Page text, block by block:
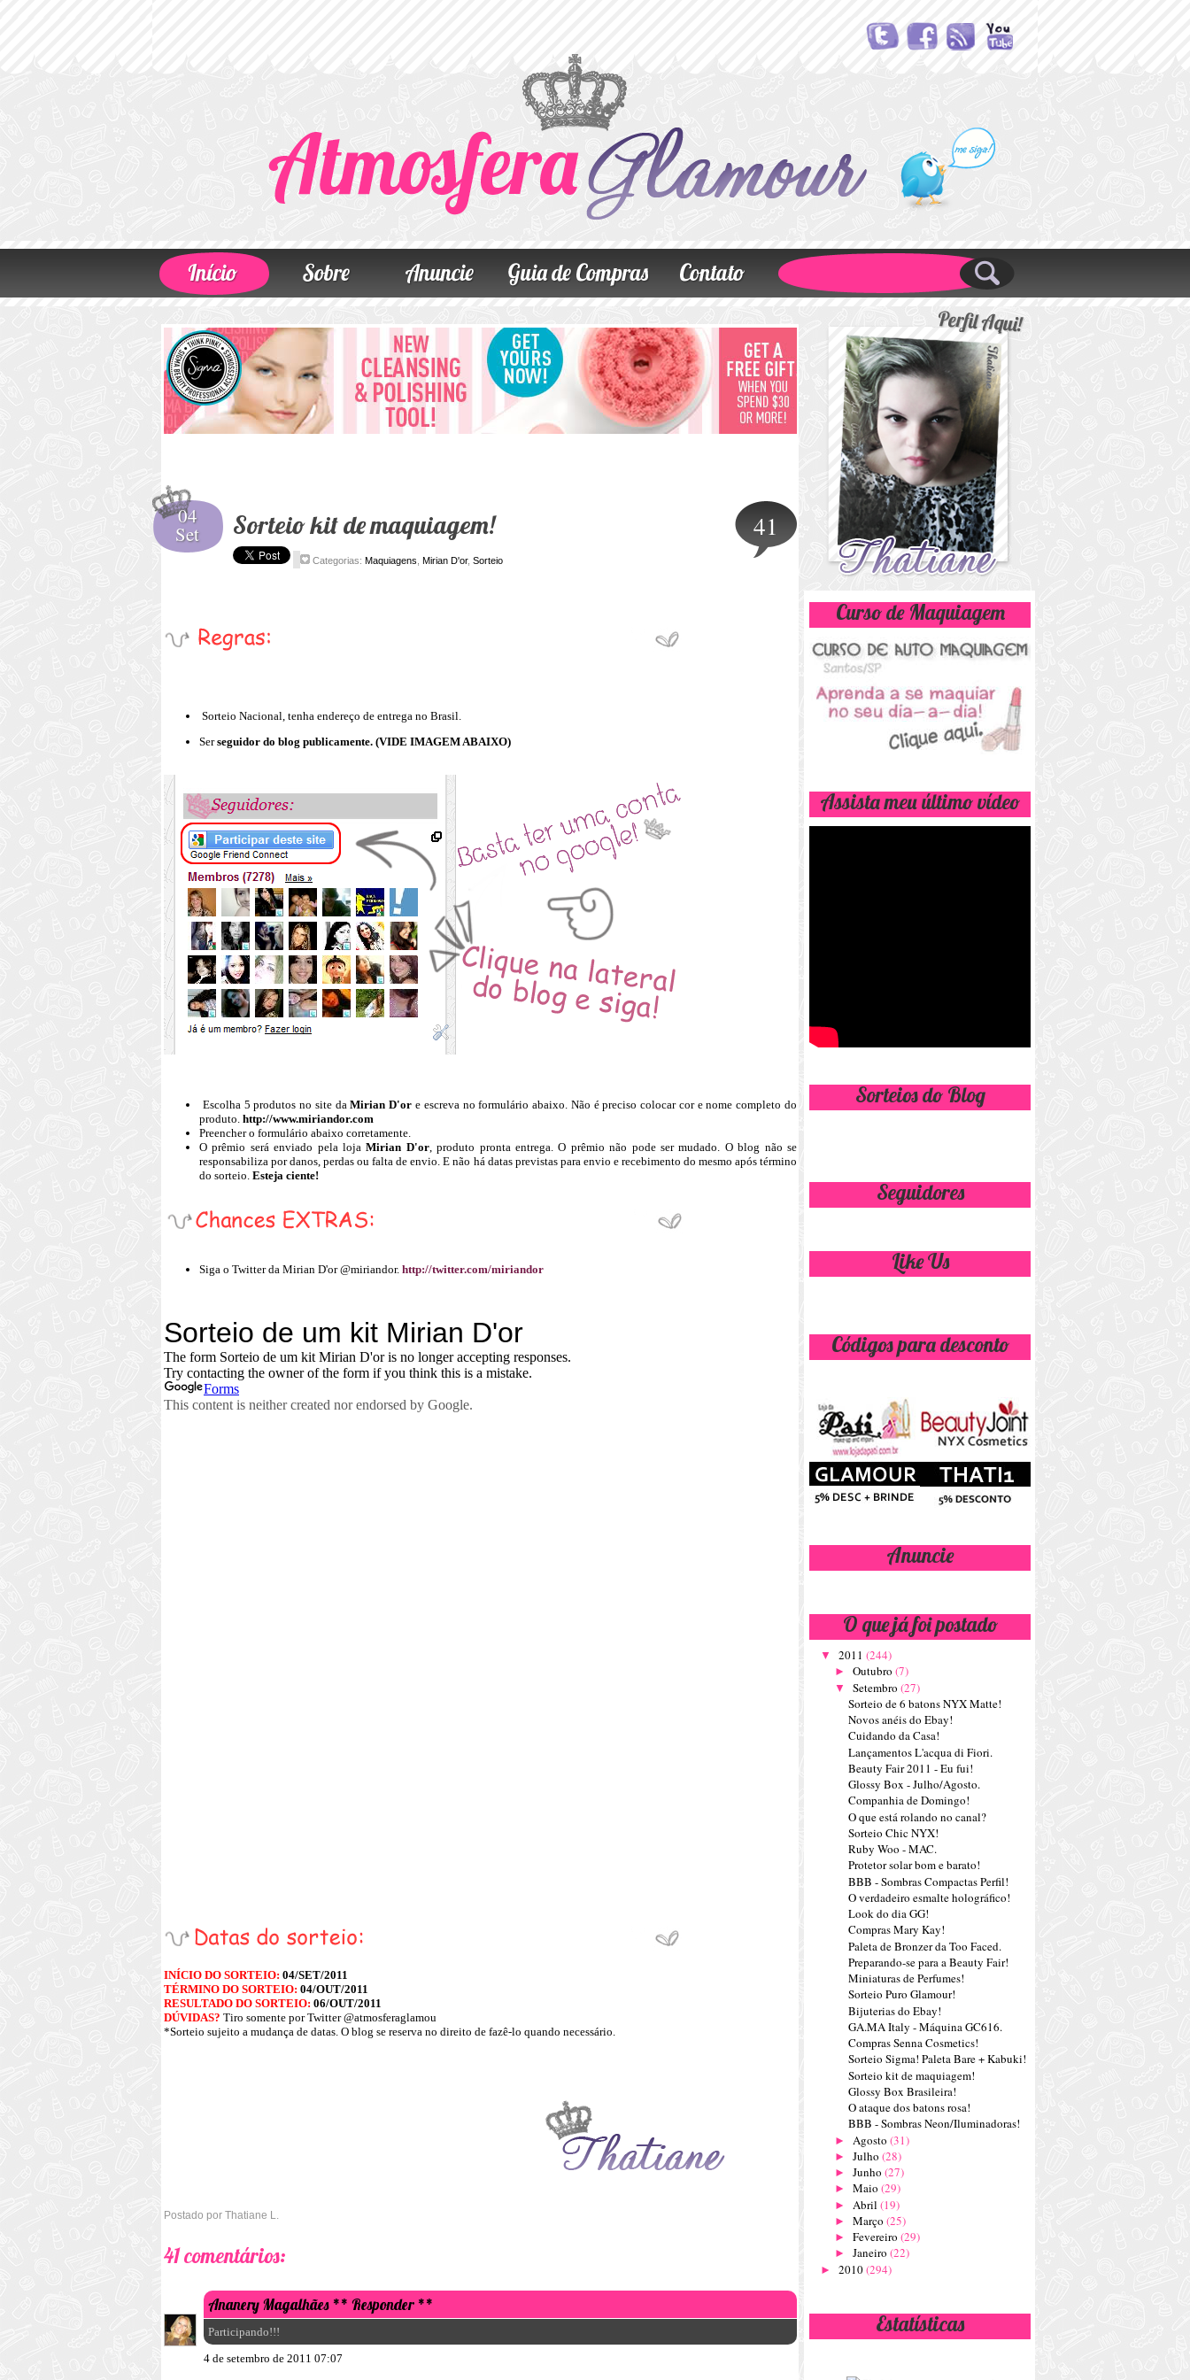
04
Set 41
Sorteio kit de maquiagem!
Categorias: Maquiagens Mirian D'or, Sorteio
Sorteio Nacional, tenha endereço de entrega no Brasil.
Serseguidor do blog publicamente. (VIDE IMAGEM ABAIXO)
Escolha 5 produtos no site daMirian D'or e escreva no formulário abaixo. Não é preciso colocar cor e nome completo do
produto. http://www.miriandor.com
Preencher o formulário abaixo corretamente.
O prêmio será enviado pela lojaMirian D'or, produto pronta entrega. O prêmio não pode ser mudado. O blog não se
responsabiliza por danos, perdas ou falta de envio. E não há datas previstas para envio e recebimento do mesmo após término
do sorteio. Esteja ciente!
Siga o Twitter da Mirian D'or @miriandor. http://twitter.com/miriandor
INÍCIO DO SORTEIO: 04/SET/2011
TÉRMINO DO SORTEIO: 04/OUT/2011
RESULTADO DO SORTEIO: 06/OUT/2011
DÚVIDAS? Tiro somente por Twitter@atmosferaglamou
*Sorteio sujeito a mudança de datas. O blog se reserva no direito de fazê-lo quando necessário.
Postado por Thatiane L.
41 comentários:
Ananery Magalhães ** Responder **
Participando!!!
4 de setembro de 2011 07:07
Curso de Maquiagem
Assista meu último vídeo
Sorteios do Blog
Seguidores
Like Us
Códigos para desconto
Anuncie
O que já foi postado
▼ 2011 (244)
► Outubro (7)
▼ Setembro (27)
Sorteio de 6 batons NYX Matte!
Novos anéis do Ebay!
Cuidando da Casa!
Lançamentos L'acqua di Fiori.
Beauty Fair 2011 - Eu fui!
Glossy Box - Julho/Agosto.
Companhia de Domingo!
O que está rolando no canal?
Sorteio Chic NYX!
Ruby Woo - MAC.
Protetor solar bom e barato!
BBB - Sombras Compactas Perfil!
O verdadeiro esmalte holográfico!
Look do dia GG!
Compras Mary Kay!
Paleta de Bronzer da Too Faced.
Preparando-se para a Beauty Fair!
Miniaturas de Perfumes!
Sorteio Puro Glamour!
Bijuterias do Ebay!
GA.MA Italy - Máquina GC616.
Compras Senna Cosmetics!
Sorteio Sigma! Paleta Bare + Kabuki!
Sorteio kit de maquiagem!
Glossy Box Brasileira!
O ataque dos batons rosa!
BBB - Sombras Neon/Iluminadoras!
► Agosto (31)
► Julho (28)
► Junho (27)
► Maio (29)
► Abril (19)
► Março (25)
► Fevereiro (29)
► Janeiro (22)
► 2010(294)
Estatísticas